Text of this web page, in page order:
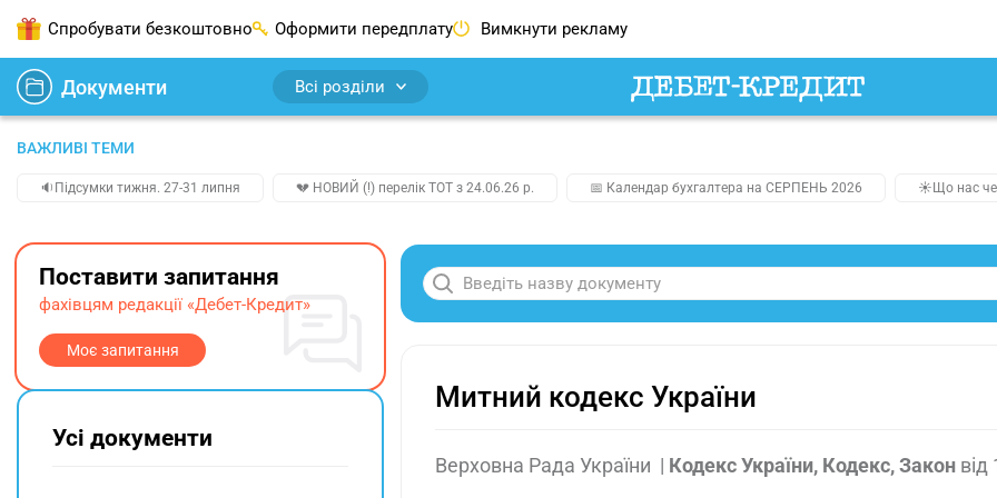
Спробувати безкоштовно Оформити передплату Вимкнути рекламу
Документи Всі розділи
ВАЖЛИВІ ТЕМИ
🔉Підсумки тижня. 27-31 липня 💔 НОВИЙ (!) перелік ТОТ з 24.06.26 р. 📅 Календар бухгалтера на СЕРПЕНЬ 2026 ☀️Що нас
Митний кодекс України
Верховна Рада України | Кодекс України, Кодекс, Закон від
Поставити запитання
фахівцям редакції «Дебет-Кредит»
Моє запитання
Усі документи